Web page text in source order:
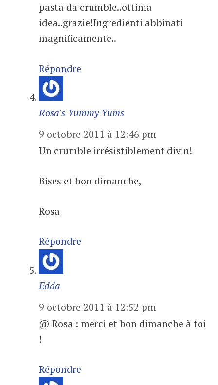
pasta da crumble..ottima
idea..grazie!Ingredienti abbinati
magnificamente..
Répondre
Rosa's Yummy Yums
9 octobre 2011 à 12:46 pm
Un crumble irrésistiblement divin!
Bises et bon dimanche,
Rosa
Répondre
Edda
9 octobre 2011 à 12:52 pm
@ Rosa : merci et bon dimanche à toi
!
Répondre